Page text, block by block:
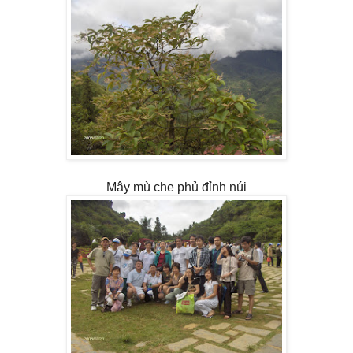
Mây mù che phủ đỉnh núi